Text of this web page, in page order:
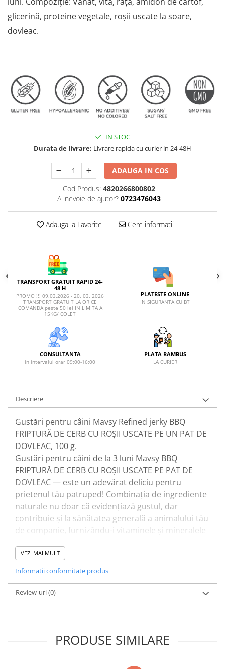
AFECTIUNI OCULARE
AFECTIUNI URINARE
IMUNITATE
AFECTIUNI OCULARE
AFECTIUNI URINARE
glicerină, proteine vegetale, roșii uscate la soare,
dovleac.
IN STOC
Durata de livrare: Livrare rapida cu curier in 24-48H
ADAUGA IN COS
Cod Produs: 4820266800802
Ai nevoie de ajutor? 0723476043
Adauga la Favorite Cere informatii
TRANSPORT GRATUIT RAPID 24-
48 H
PROMO !!! 09.03.2026 - 20. 03. 2026
TRANSPORT GRATUIT LA ORICE
COMANDA peste 50 lei IN LIMITA A
15KG/ COLET
PLATESTE ONLINE
IN SIGURANTA CU BT
CONSULTANTA
in intervalul orar 09:00-16:00
PLATA RAMBUS
LA CURIER
Descriere
Gustări pentru câini Mavsy Refined jerky BBQ
FRIPTURĂ DE CERB CU ROȘII USCATE PE UN PAT DE
DOVLEAC, 100 g.
Gustări pentru câini de la 3 luni Mavsy BBQ
FRIPTURĂ DE CERB CU ROȘII USCATE PE PAT DE
DOVLEAC — este un adevărat deliciu pentru
prietenul tău patruped! Combinația de ingrediente
naturale nu doar că evidențiază gustul, dar
contribuie și la sănătatea generală a animalului tău
de companie, furnizându-i vitaminele și mineralele
Ingrediente: carne de cerb, vită, rață, amidon de
cartofi, glicerină, proteină vegetală, roșii uscate,
Jerky rafinat. Selecția diversă de produse din
această linie oferă o varietate luxoasă de arome și
atent realizat pentru a oferi o recompensă
VEZI MAI MULT
Informatii conformitate produs
Review-uri(0)
PRODUSE SIMILARE